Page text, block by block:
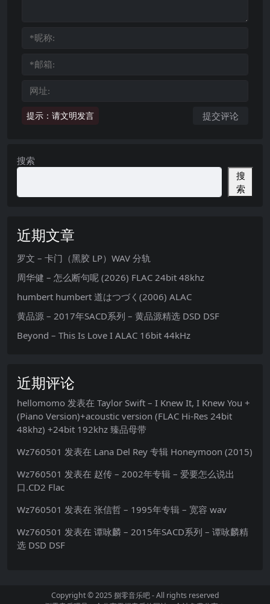
提示：请文明发言
搜索
搜
索
近期文章
罗文 – 卡门（黑胶 LP）WAV 分轨
周华健 – 怎么断句呢 (2026) FLAC 24bit 48khz
humbert humbert 道はつづく(2006) ALAC
黄品源 – 2017年SACD系列 – 黄品源精选 DSD DSF
Beyond – This Is Love I ALAC 16bit 44kHz
近期评论
hellomomo 发表在 Taylor Swift – I Knew It, I Knew You +
(Piano Version)+acoustic version (FLAC Hi-Res 24bit
48khz) +24bit 192khz 臻品母带
Wz760501 发表在 Lana Del Rey 专辑 Honeymoon (2015)
Wz760501 发表在 赵传 – 2002年专辑 – 爱要怎么说出
口.CD2 Flac
Wz760501 发表在 张信哲 – 1995年专辑 – 宽容 wav
Wz760501 发表在 谭咏麟 – 2015年SACD系列 – 谭咏麟精
选 DSD DSF
Copyright © 2025捌零音乐吧- All rights reserved